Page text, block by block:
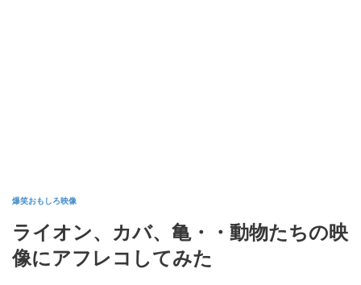
爆笑おもしろ映像
ライオン、カバ、亀・・動物たちの映
像にアフレコしてみた